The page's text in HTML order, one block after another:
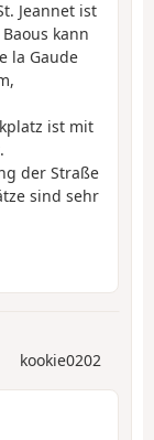
Jeannet ist
kann
la Gaude
ist mit
der Straße
sind sehr
kookie0202